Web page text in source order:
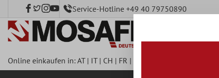
springen Service-Hotline +49 40 79750890
Online einkaufen in:AT| IT| CH | FR |